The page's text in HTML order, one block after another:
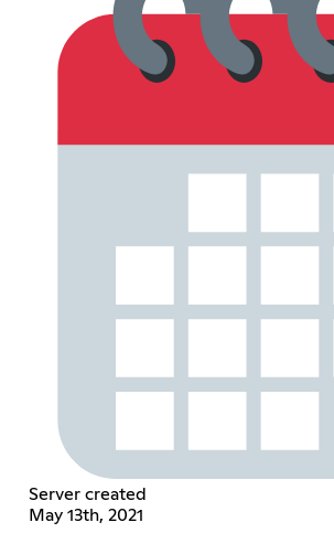
Server created
May 13th, 2021